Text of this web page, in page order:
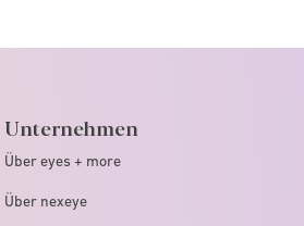
Unternehmen
Über eyes + more
Über nexeye